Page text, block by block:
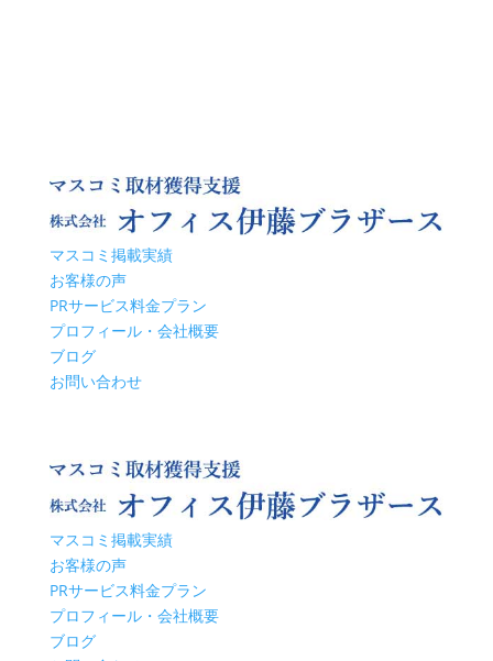
マスコミ掲載実績
お客様の声
PRサービス料金プラン
プロフィール・会社概要
ブログ
お問い合わせ
マスコミ掲載実績
お客様の声
PRサービス料金プラン
プロフィール・会社概要
ブログ